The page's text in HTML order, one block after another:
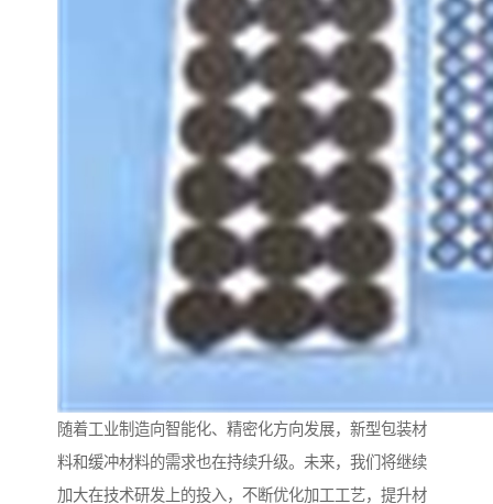
随着工业制造向智能化、精密化方向发展，新型包装材
料和缓冲材料的需求也在持续升级。未来，我们将继续
加大在技术研发上的投入，不断优化加工工艺，提升材